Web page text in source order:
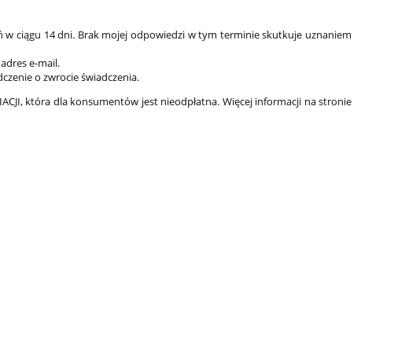
ciągu 14 dni. Brak mojej odpowiedzi w tym terminie skutkuje uznaniem
e-mail.
o zwrocie świadczenia.
która dla konsumentów jest nieodpłatna. Więcej informacji na stronie